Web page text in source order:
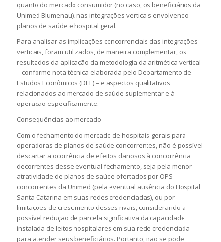
quanto do mercado consumidor (no caso, os beneficiários da
Unimed Blumenau), nas integrações verticais envolvendo
planos de saúde e hospital geral.
Para analisar as implicações concorrenciais das integrações
verticais, foram utilizados, de maneira complementar, os
resultados da aplicação da metodologia da aritmética vertical
– conforme nota técnica elaborada pelo Departamento de
Estudos Econômicos (DEE) – e aspectos qualitativos
relacionados ao mercado de saúde suplementar e à
operação especificamente.
Consequências ao mercado
Com o fechamento do mercado de hospitais-gerais para
operadoras de planos de saúde concorrentes, não é possível
descartar a ocorrência de efeitos danosos à concorrência
decorrentes desse eventual fechamento, seja pela menor
atratividade de planos de saúde ofertados por OPS
concorrentes da Unimed (pela eventual ausência do Hospital
Santa Catarina em suas redes credenciadas), ou por
limitações de crescimento desses rivais, considerando a
possível redução de parcela significativa da capacidade
instalada de leitos hospitalares em sua rede credenciada
para atender seus beneficiários. Portanto, não se pode